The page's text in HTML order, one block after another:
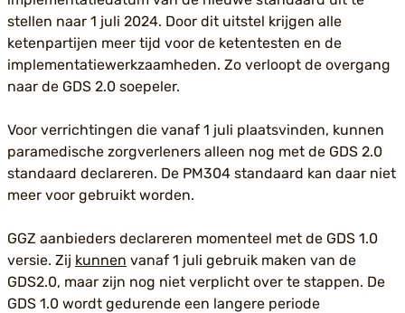
stellen naar 1 juli 2024. Door dit uitstel krijgen alle
ketenpartijen meer tijd voor de ketentesten en de
implementatiewerkzaamheden. Zo verloopt de overgang
naar de GDS 2.0 soepeler.
Voor verrichtingen die vanaf 1 juli plaatsvinden, kunnen
paramedische zorgverleners alleen nog met de GDS 2.0
standaard declareren. De PM304 standaard kan daar niet
meer voor gebruikt worden.
GGZ aanbieders declareren momenteel met de GDS 1.0
versie. Zij kunnen vanaf 1 juli gebruik maken van de
GDS2.0, maar zijn nog niet verplicht over te stappen. De
GDS 1.0 wordt gedurende een langere periode